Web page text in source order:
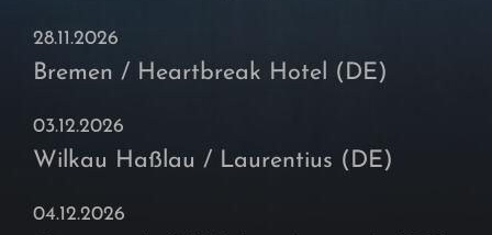
28.11.2026
Bremen / Heartbreak Hotel (DE)
03.12.2026
Wilkau Haßlau / Laurentius (DE)
04.12.2026